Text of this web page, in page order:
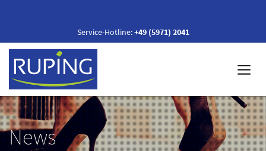
Service-Hotline:+49 (5971) 2041
News